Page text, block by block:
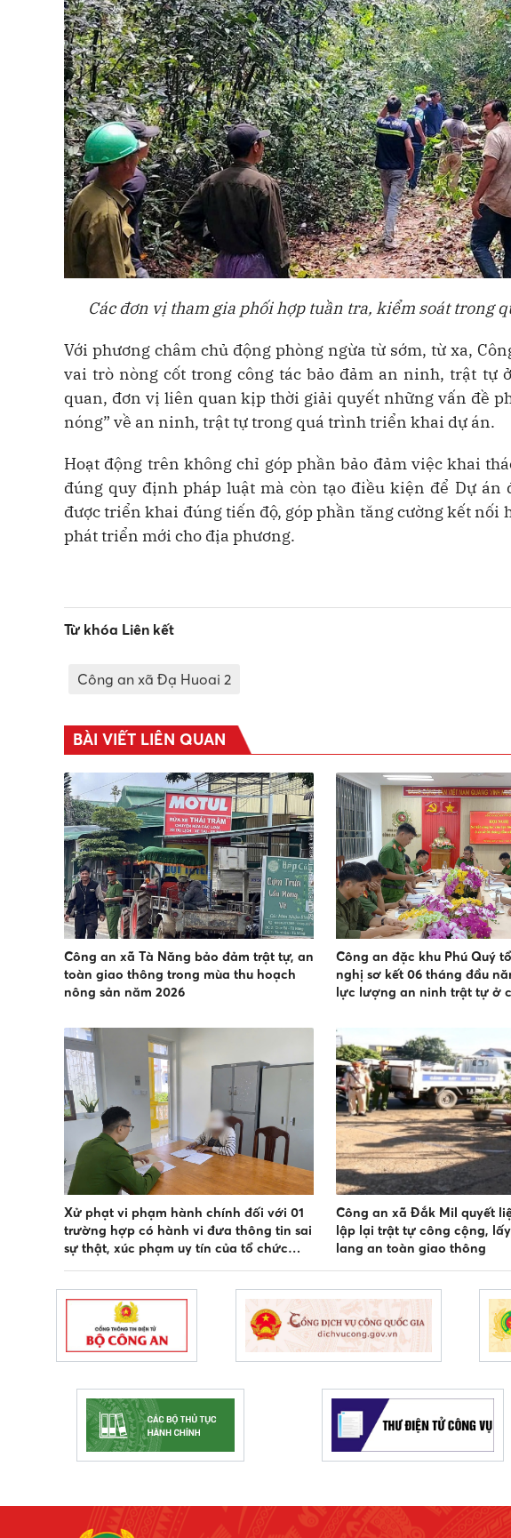
Các đơn vị tham gia phối hợp tuần tra, kiểm soát trong
Với phương châm chủ động phòng ngừa từ sớm, từ xa,
vai trò nòng cốt trong công tác bảo đảm an ninh, trật tự
quan, đơn vị liên quan kịp thời giải quyết những vấn đề
nóng” về an ninh, trật tự trong quá trình triển khai dự án.
Hoạt động trên không chỉ góp phần bảo đảm việc khai
đúng quy định pháp luật mà còn tạo điều kiện để Dự án
được triển khai đúng tiến độ, góp phần tăng cường kết nối
phát triển mới cho địa phương.
Từ khóa Liên kết
Công an xã Đạ Huoai 2
BÀI VIẾT LIÊN QUAN
Công an xã Tà Năng bảo đảm trật tự, an
toàn giao thông trong mùa thu hoạch
nông sản năm 2026
Công an đặc khu Phú Quý
nghị sơ kết 06 tháng đầu
lực lượng an ninh trật tự ở
Xử phạt vi phạm hành chính đối với 01
trường hợp có hành vi đưa thông tin sai
sự thật, xúc phạm uy tín của tổ chức
Công an xã Đắk Mil quyết
lập lại trật tự công cộng,
lang an toàn giao thông